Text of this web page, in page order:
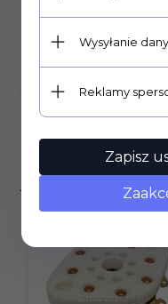
Klienci,
produkt
Wysyłanie
Reklamy
Zapisz